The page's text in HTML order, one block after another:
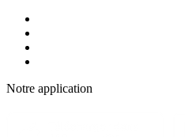
Notre application